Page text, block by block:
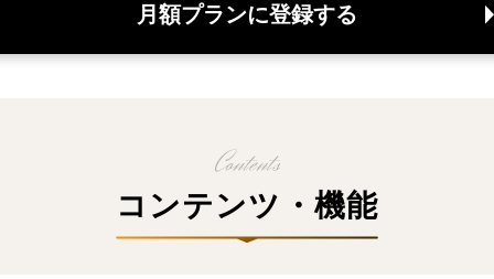
月額プランに登録する
コンテンツ・機能